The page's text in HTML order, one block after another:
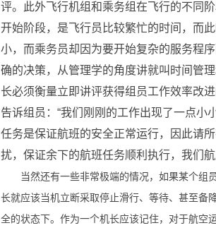
评。此外飞行机组和乘务组在飞行的不同
开始阶段，是飞行员比较繁忙的时间，而
小，而乘务员却因为要开始复杂的服务程
确的决策，从管理学的角度讲就叫时间管
长必须衡量立即讲评获得组员工作效率改
告诉组员： “我们刚刚的工作出现了一点小
任务是保证航班的安全正常运行，因此请
扰，保证余下的航班任务顺利执行，我们
当然还有一些非常极端的情况，如果某个组员
长就应该当机立断采取停止滑行、等待、甚至备
全的状态下。作为一个机长应该记住，对于航空